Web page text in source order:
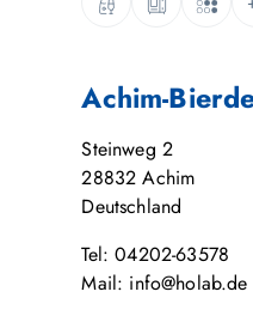
Achim-
Steinweg 2
28832 Achim
Deutschland
Tel: 04202-63578
Mail: info@holab.de